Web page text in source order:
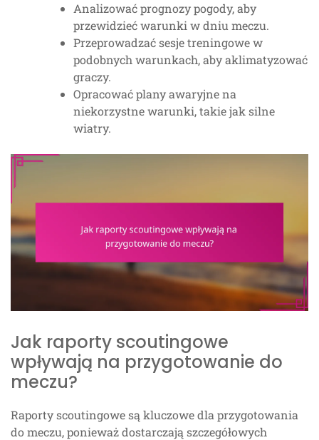
Analizować prognozy pogody, aby
przewidzieć warunki w dniu meczu.
Przeprowadzać sesje treningowe w
podobnych warunkach, aby aklimatyzować
graczy.
Opracować plany awaryjne na
niekorzystne warunki, takie jak silne
wiatry.
Jak raporty scoutingowe
wpływają na przygotowanie do
meczu?
Raporty scoutingowe są kluczowe dla przygotowania
do meczu, ponieważ dostarczają szczegółowych